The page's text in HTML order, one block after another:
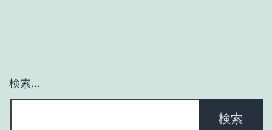
ン
検索…